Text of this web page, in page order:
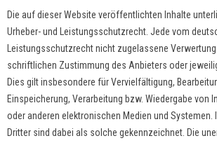
Die auf dieser Website veröffentlichten Inhalte
Urheber- und Leistungsschutzrecht. Jede vom
Leistungsschutzrecht nicht zugelassene
schriftlichen Zustimmung des Anbieters oder
Dies gilt insbesondere für Vervielfältigung,
Einspeicherung, Verarbeitung bzw. Wiedergabe von
oder anderen elektronischen Medien und Systemen.
Dritter sind dabei als solche gekennzeichnet. Die